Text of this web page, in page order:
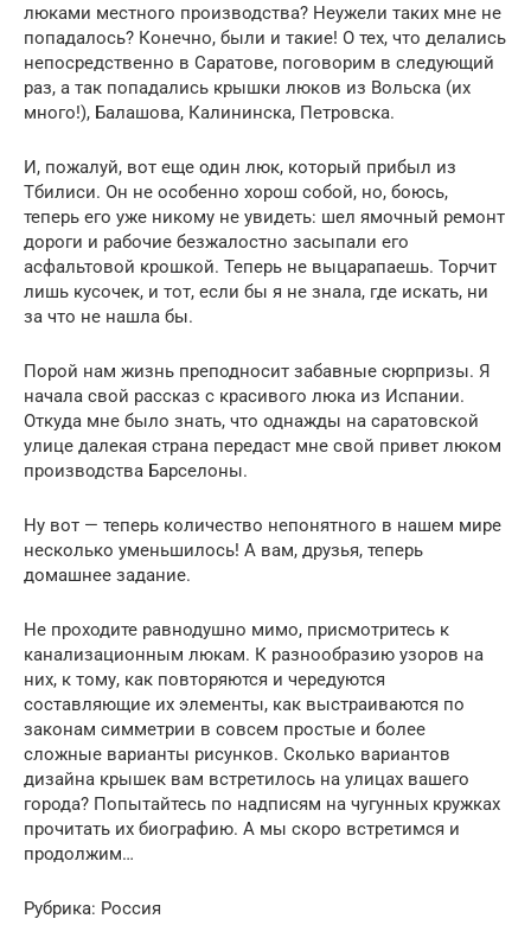
люками местного производства? Неужели таких мне не
попадалось? Конечно, были и такие! О тех, что делались
непосредственно в Саратове, поговорим в следующий
раз, а так попадались крышки люков из Вольска (их
много!), Балашова, Калининска, Петровска.
И, пожалуй, вот еще один люк, который прибыл из
Тбилиси. Он не особенно хорош собой, но, боюсь,
теперь его уже никому не увидеть: шел ямочный ремонт
дороги и рабочие безжалостно засыпали его
асфальтовой крошкой. Теперь не выцарапаешь. Торчит
лишь кусочек, и тот, если бы я не знала, где искать, ни
за что не нашла бы.
Порой нам жизнь преподносит забавные сюрпризы. Я
начала свой рассказ с красивого люка из Испании.
Откуда мне было знать, что однажды на саратовской
улице далекая страна передаст мне свой привет люком
производства Барселоны.
Ну вот — теперь количество непонятного в нашем мире
несколько уменьшилось! А вам, друзья, теперь
домашнее задание.
Не проходите равнодушно мимо, присмотритесь к
канализационным люкам. К разнообразию узоров на
них, к тому, как повторяются и чередуются
составляющие их элементы, как выстраиваются по
законам симметрии в совсем простые и более
сложные варианты рисунков. Сколько вариантов
дизайна крышек вам встретилось на улицах вашего
города? Попытайтесь по надписям на чугунных кружках
прочитать их биографию. А мы скоро встретимся и
продолжим…
Рубрика: Россия